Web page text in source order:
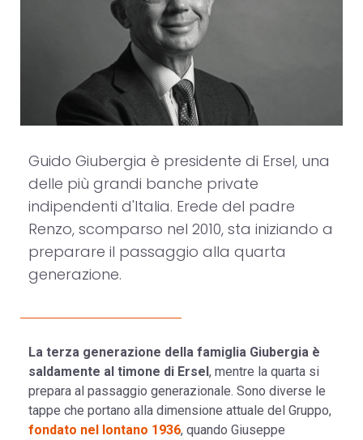
Guido Giubergia è presidente di Ersel, una
delle più grandi banche private
indipendenti d'Italia. Erede del padre
Renzo, scomparso nel 2010, sta iniziando a
preparare il passaggio alla quarta
generazione.
La terza generazione della famiglia Giubergia è
saldamente al timone di Ersel, mentre la quarta si
prepara al passaggio generazionale. Sono diverse le
tappe che portano alla dimensione attuale del Gruppo,
fondato nel lontano 1936, quando Giuseppe